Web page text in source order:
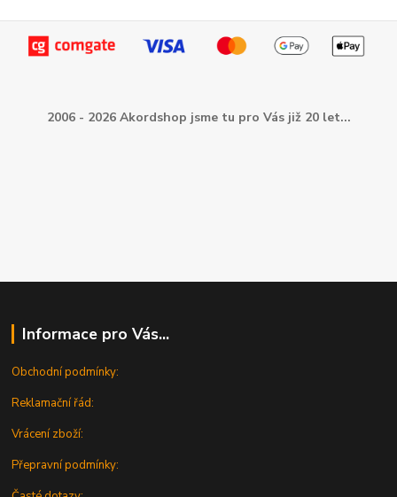
2006 - 2026 Akordshop jsme tu pro Vás již 20 let...
Informace pro Vás...
Obchodní podmínky:
Reklamační řád:
Vrácení zboží:
Přepravní podmínky: